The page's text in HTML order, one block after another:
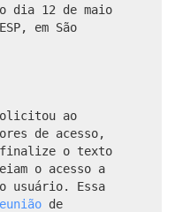
dia 12 de maio
em São
ao
de acesso,
finalize o texto
o acesso a
usuário. Essa
de